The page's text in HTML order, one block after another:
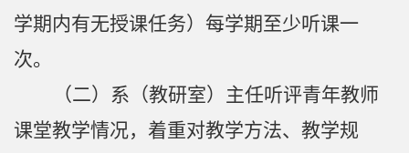
学期内有无授课任务）每学期至少听课一
次。
（二） 系（教研室）主任听评青年教师
课堂教学情况，着重对教学方法、教学规